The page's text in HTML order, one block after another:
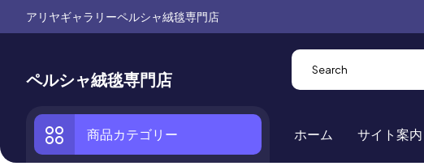
アリヤギャラリーペルシャ絨毯専門店
ペルシャ絨毯専門店
商品カテゴリー ホーム サイト案内